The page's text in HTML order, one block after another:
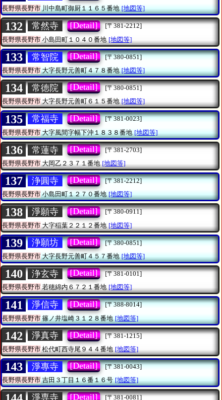
長野県長野市川中島町御厨１１６５番地 [地図等]
132 常然寺 [Detail]
[〒381-2212]
長野県長野市 小島田町１０４０番地 [地図等]
133 常智院 [Detail]
[〒380-0851]
長野県長野市大字長野元善町４７８番地 [地図等]
134 常徳院 [Detail]
[〒380-0851]
長野県長野市大字長野元善町６１５番地 [地図等]
135 常福寺 [Detail]
[〒381-0023]
長野県長野市大字風間字幅下沖１８３８番地 [地図等]
136 常蓮寺 [Detail]
[〒381-2703]
長野県長野市大岡乙２３７１番地 [地図等]
137 浄圓寺 [Detail]
[〒381-2212]
長野県長野市小島田町１２７０番地 [地図等]
138 淨願寺 [Detail]
[〒380-0911]
長野県長野市 大字稲葉２２１２番地 [地図等]
139 浄願坊 [Detail]
[〒380-0851]
長野県長野市大字長野元善町４５７番地 [地図等]
140 浄玄寺 [Detail]
[〒381-0101]
長野県長野市若穂綿内６７２１番地 [地図等]
141 淨信寺 [Detail]
[〒388-8014]
長野県長野市篠ノ井塩崎３１２８番地 [地図等]
142 淨真寺 [Detail]
[〒381-1215]
長野県長野市 松代町西寺尾９４４番地 [地図等]
143 淨專寺 [Detail]
[〒381-0043]
長野県長野市吉田３丁目１６番１６号 [地図等]
淨専寺 [Detail]
[〒381-0081]